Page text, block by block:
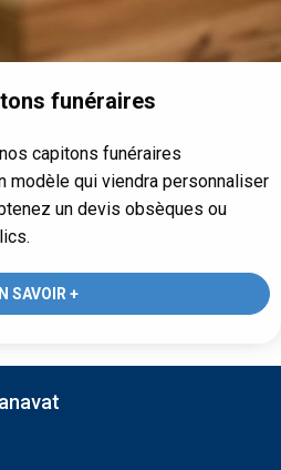
funéraires
capitons funéraires
modèle qui viendra personnaliser
un devis obsèques ou
clics.
SAVOIR +